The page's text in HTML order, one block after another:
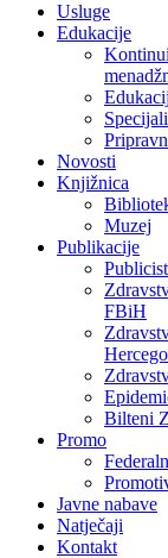
Usluge
Edukacije
Novosti
Knjižnica
Muzej
Publikacije
FBiH
Bilteni
Promo
Javne nabave
Natječaji
Kontakt